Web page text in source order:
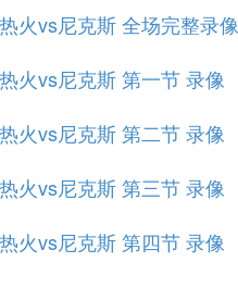
火vs尼克斯 全场完整录像
火vs尼克斯 第一节 录像
火vs尼克斯 第二节 录像
火vs尼克斯 第三节 录像
火vs尼克斯 第四节 录像